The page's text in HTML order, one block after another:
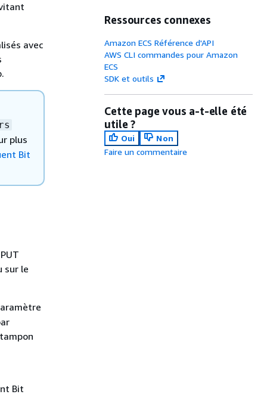
avec
plus
Bit
sur le
Bit
plus de fiabilité
basée sur des fichiers avec
le plugin d'entrée tail
directement à FireLens
Ressources connexes
Amazon ECS Référence d'API
AWS CLI commandes pour Amazon
ECS
SDK et outils
Cette page vous a-t-elle été
utile ?
Oui
Non
Faire un commentaire